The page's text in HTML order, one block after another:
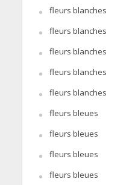
fleurs blanches
fleurs blanches
fleurs blanches
fleurs blanches
fleurs blanches
fleurs bleues
fleurs bleues
fleurs bleues
fleurs bleues